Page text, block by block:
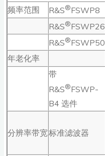
频率范围
R&S®FSWP8
R&S®FSWP26
R&S®FSWP50
年老化率
带
R&S®FSWP-
B4 选件
分辨率带宽标准滤波器